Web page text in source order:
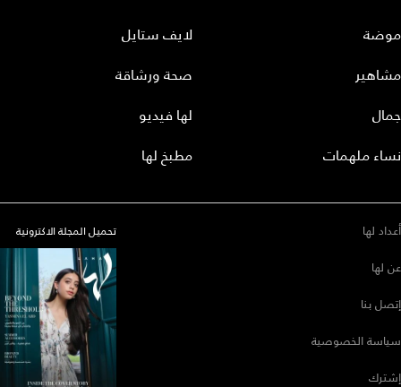
موضة
مشاهير
جمال
نساء ملهمات
لايف ستايل
صحة ورشاقة
لها فيديو
مطبخ لها
أعداد لها
عن لها
إتصل بنا
سياسة الخصوصية
إشترك
تحميل المجلة الاكترونية